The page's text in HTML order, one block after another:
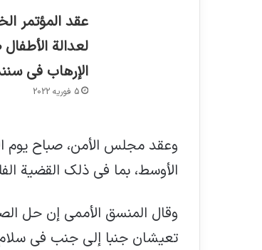
عقد المؤتمر
لعدالة
الإرهاب في
5 فوریه 2022
وعقد مجلس الأمن، صباح يوم
الأوسط، بما في ذلك القضية
وقال المنسق الأممي إن حل